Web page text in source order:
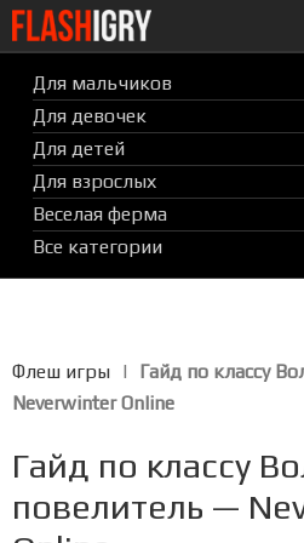
Перейти
содержимому
Для мальчиков
Для девочек
Для детей
Для взрослых
Веселая ферма
Все категории
Флеш игры |
Гайд по классу
Neverwinter Online
Гайд по классу
повелитель —